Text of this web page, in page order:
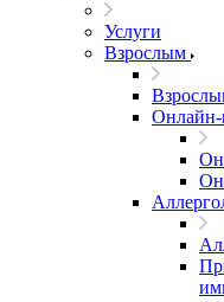
Услуги
Взрослым
Онлайн-